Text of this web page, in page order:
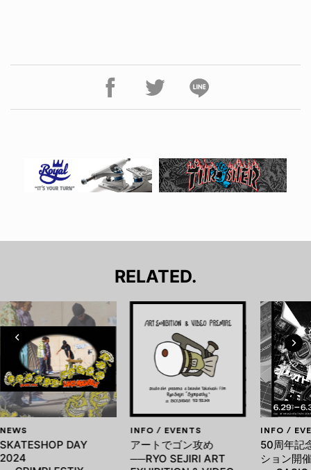
RELATED.
NEWS
SKATESHOP DAY
2024
INFO / EVENTS
アートでゴン攻め
──RYO SEJIRI ART
INFO /
50周年記
ション開